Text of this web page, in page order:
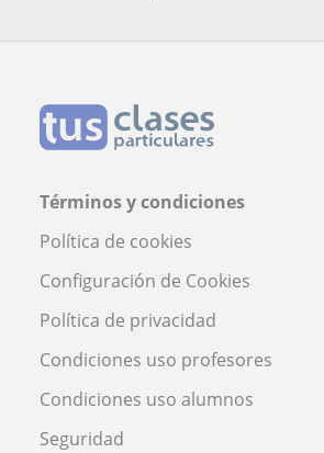
Términos y condiciones
Política de cookies
Configuración de Cookies
Política de privacidad
Condiciones uso profesores
Condiciones uso alumnos
Seguridad